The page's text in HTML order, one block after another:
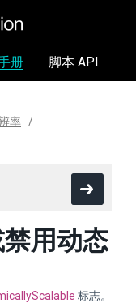
册 脚本 API
率
用动态
标志。